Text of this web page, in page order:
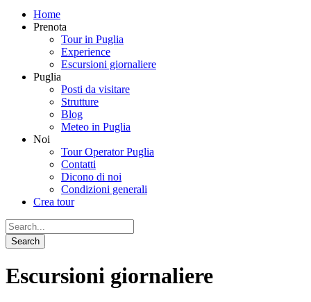
Home
Prenota
Tour in Puglia
Experience
Escursioni giornaliere
Puglia
Posti da visitare
Strutture
Blog
Meteo in Puglia
Noi
Tour Operator Puglia
Contatti
Dicono di noi
Condizioni generali
Crea tour
Escursioni giornaliere